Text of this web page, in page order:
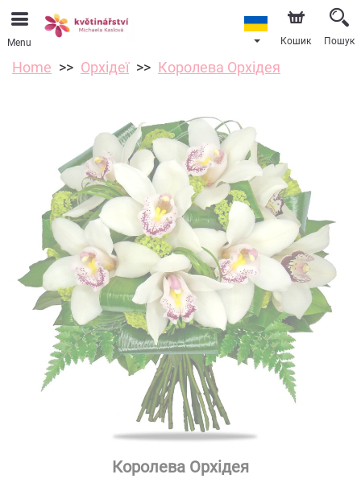
Menu Кошик Пошук
Home Орхідеї Королева Орхідея
Королева Орхідея